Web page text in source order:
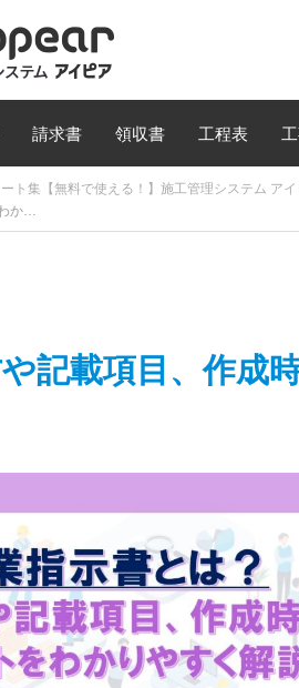
請求書 領収書 工程表
ト集【無料で使える！】施工管理システム アイ
か…
記載項目、作成